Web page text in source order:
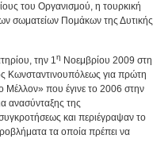
του Οργανισμού, η τουρκική
σωματείων Πομάκων της Δυτικής
την 1η Νοεμβρίου 2009 στη
Κωνσταντινουπόλεως για πρώτη
που έγινε το 2006 στην
ανασύνταξης της
και περιέγραψαν το
τα οποία πρέπει να